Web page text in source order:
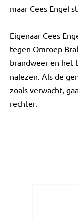
maar Cees Engel
Eigenaar Cees
tegen Omroep
brandweer en het
nalezen. Als de
zoals verwacht,
rechter.